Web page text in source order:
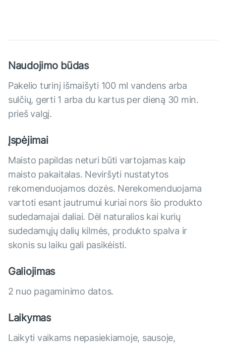
Naudojimo būdas
Pakelio turinį išmaišyti 100 ml vandens arba
sulčių, gerti 1 arba du kartus per dieną 30 min.
prieš valgį.
Įspėjimai
Maisto papildas neturi būti vartojamas kaip
maisto pakaitalas. Neviršyti nustatytos
rekomenduojamos dozės. Nerekomenduojama
vartoti esant jautrumui kuriai nors šio produkto
sudedamajai daliai. Dėl naturalios kai kurių
sudedamųjų dalių kilmės, produkto spalva ir
skonis su laiku gali pasikėisti.
Galiojimas
2 nuo pagaminimo datos.
Laikymas
Laikyti vaikams nepasiekiamoje, sausoje,